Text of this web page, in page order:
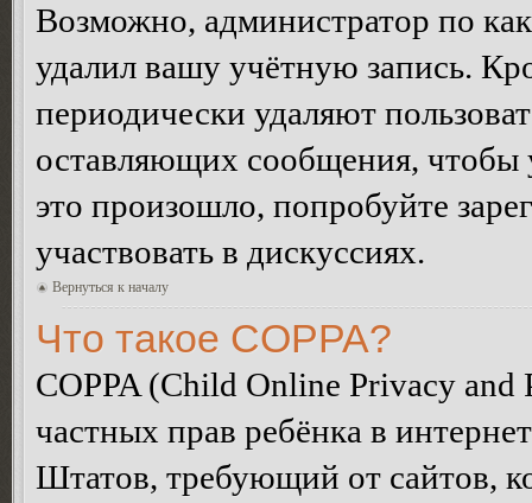
Возможно, администратор по
удалил вашу учётную запись.
периодически удаляют
оставляющих сообщения, чтобы
это произошло, попробуйте
участвовать в дискуссиях.
Вернуться к началу
Что такое COPPA?
COPPA (Child Online Privacy
частных прав ребёнка в
Штатов, требующий от сайтов,